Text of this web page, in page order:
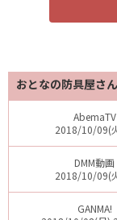
おとなの防具屋さん
AbemaTV
2018/10/09(
DMM動画
2018/10/09(
GANMA!